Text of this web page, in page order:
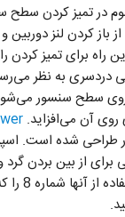
در تمیز کردن
باز کردن لنز
راه برای تمیز کردن
دردسری به نظر
سطح سنسور
آن می‌افزاید.
طراحی شده است.
برای از بین بردن
حساس